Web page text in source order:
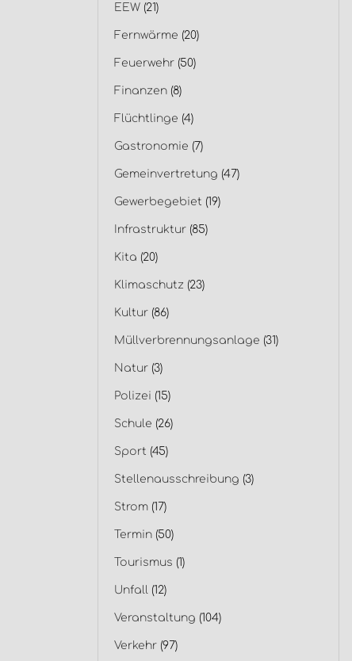
EEW(21)
Fernwärme (20)
Feuerwehr(50)
Finanzen(8)
Flüchtlinge (4)
Gastronomie (7)
Gemeinvertretung (47)
Gewerbegebiet (19)
Infrastruktur(85)
Kita (20)
Klimaschutz (23)
Kultur(86)
Müllverbrennungsanlage (31)
Natur(3)
Polizei (15)
Schule (26)
Sport (45)
Stellenausschreibung (3)
Strom(17)
Termin(50)
Tourismus (1)
Unfall (12)
Veranstaltung (104)
Verkehr(97)